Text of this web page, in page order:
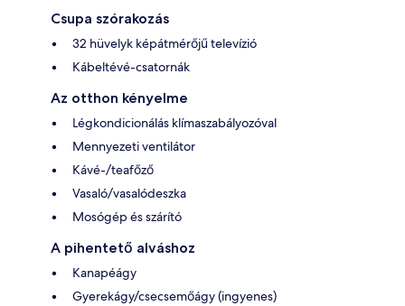
Csupa szórakozás
32 hüvelyk képátmérőjű televízió
Kábeltévé-csatornák
Az otthon kényelme
Légkondicionálás klímaszabályozóval
Mennyezeti ventilátor
Kávé-/teafőző
Vasaló/vasalódeszka
Mosógép és szárító
A pihentető alváshoz
Kanapéágy
Gyerekágy/csecsemőágy (ingyenes)